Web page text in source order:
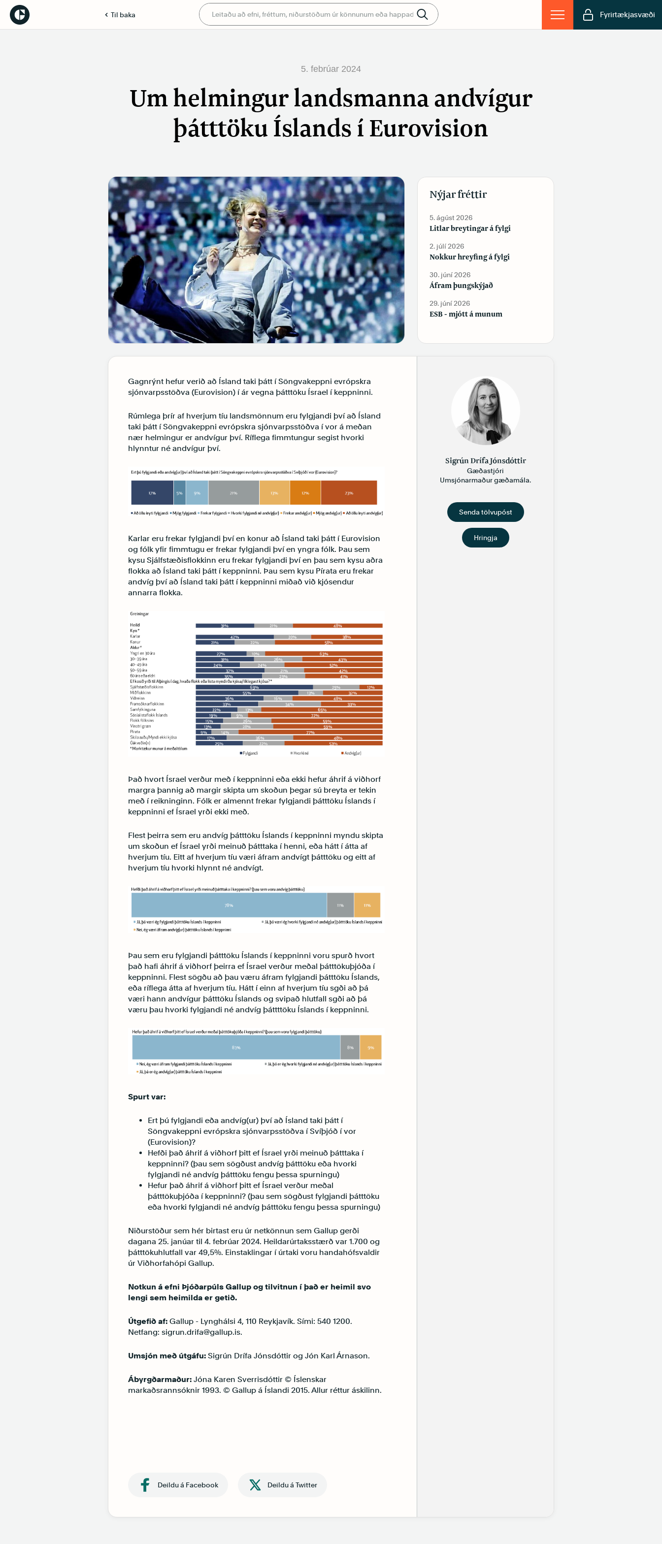
Til baka Fyrirtækjasvæði
5. febrúar 2024
Um helmingur landsmanna andvígur
þátttöku Íslands í Eurovision
Nýjar fréttir
5. ágúst 2026
Litlar breytingar á fylgi
2. júlí 2026
Nokkur hreyfing á fylgi
30. júní 2026
Áfram þungskýjað
29. júní 2026
ESB - mjótt á munum
Sigrún Drífa Jónsdóttir
Gæðastjóri
Umsjónarmaður gæðamála.
Senda tölvupóst
Hringja
Gagnrýnt hefur verið að Ísland taki þátt í Söngvakeppni evrópskra
sjónvarpsstöðva (Eurovision) í ár vegna þátttöku Ísrael í keppninni.
Rúmlega þrír af hverjum tíu landsmönnum eru fylgjandi því að Ísland
taki þátt í Söngvakeppni evrópskra sjónvarpsstöðva í vor á meðan
nær helmingur er andvígur því. Ríflega fimmtungur segist hvorki
hlynntur né andvígur því.
Karlar eru frekar fylgjandi því en konur að Ísland taki þátt í Eurovision
og fólk yfir fimmtugu er frekar fylgjandi því en yngra fólk. Þau sem
kysu Sjálfstæðisflokkinn eru frekar fylgjandi því en þau sem kysu aðra
flokka að Ísland taki þátt í keppninni. Þau sem kysu Pírata eru frekar
andvíg því að Ísland taki þátt í keppninni miðað við kjósendur
annarra flokka.
Það hvort Ísrael verður með í keppninni eða ekki hefur áhrif á viðhorf
margra þannig að margir skipta um skoðun þegar sú breyta er tekin
með í reikninginn. Fólk er almennt frekar fylgjandi þátttöku Íslands í
keppninni ef Ísrael yrði ekki með.
Flest þeirra sem eru andvíg þátttöku Íslands í keppninni myndu skipta
um skoðun ef Ísrael yrði meinuð þátttaka í henni, eða hátt í átta af
hverjum tíu. Eitt af hverjum tíu væri áfram andvígt þátttöku og eitt af
hverjum tíu hvorki hlynnt né andvígt.
Þau sem eru fylgjandi þátttöku Íslands í keppninni voru spurð hvort
það hafi áhrif á viðhorf þeirra ef Ísrael verður meðal þátttökuþjóða í
keppninni. Flest sögðu að þau væru áfram fylgjandi þátttöku Íslands,
eða ríflega átta af hverjum tíu. Hátt í einn af hverjum tíu sgði að þá
væri hann andvígur þátttöku Íslands og svipað hlutfall sgði að þá
væru þau hvorki fylgjandi né andvíg þáttttöku Íslands í keppninni.
Spurt var:
Ert þú fylgjandi eða andvíg(ur) því að Ísland taki þátt í
Söngvakeppni evrópskra sjónvarpsstöðva í Svíþjóð í vor
(Eurovision)?
Hefði það áhrif á viðhorf þitt ef Ísrael yrði meinuð þátttaka í
keppninni? (þau sem sögðust andvíg þátttöku eða hvorki
fylgjandi né andvíg þátttöku fengu þessa spurningu)
Hefur það áhrif á viðhorf þitt ef Ísrael verður meðal
þátttökuþjóða í keppninni? (þau sem sögðust fylgjandi þátttöku
eða hvorki fylgjandi né andvíg þátttöku fengu þessa spurningu)
Niðurstöður sem hér birtast eru úr netkönnun sem Gallup gerði
dagana 25. janúar til 4. febrúar 2024. Heildarúrtaksstærð var 1.700 og
þátttökuhlutfall var 49,5%. Einstaklingar í úrtaki voru handahófsvaldir
úr Viðhorfahópi Gallup.
Notkun á efni Þjóðarpúls Gallup og tilvitnun í það er heimil svo
lengi sem heimilda er getið.
Útgefið af: Gallup - Lynghálsi 4, 110 Reykjavík. Sími: 540 1200.
Netfang: sigrun.drifa@gallup.is.
Umsjón með útgáfu: Sigrún Drífa Jónsdóttir og Jón Karl Árnason.
Ábyrgðarmaður: Jóna Karen Sverrisdóttir © Íslenskar
markaðsrannsóknir 1993. © Gallup á Íslandi 2015. Allur réttur áskilinn.
Deildu á Facebook Deildu á Twitter